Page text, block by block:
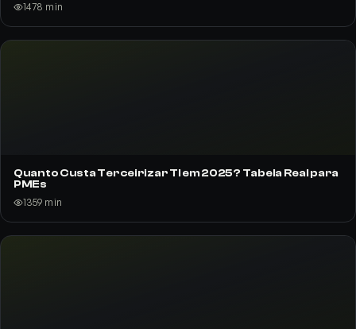
1478 min
Quanto Custa Terceirizar TI em 2025? Tabela Real para
PMEs
1359 min